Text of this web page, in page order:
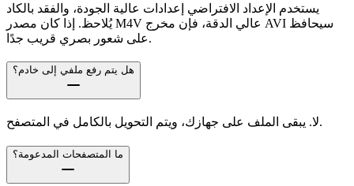
يستخدم الإعداد الافتراضي إعدادات عالية الجودة، والفقد بالكاد
يُلاحظ. إذا كان مصدر M4V عالي الدقة، فإن مخرج AVI سيحافظ
على شعور بصري قريب جدًا.
هل يتم رفع ملفي إلى خادم؟
لا. يبقى الملف على جهازك، ويتم التحويل بالكامل في المتصفح.
ما المتصفحات المدعومة؟